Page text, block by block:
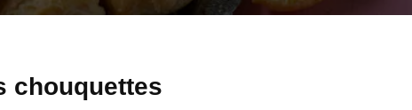
chouquettes